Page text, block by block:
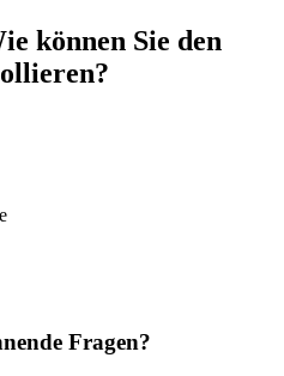
können Sie den
Fragen?